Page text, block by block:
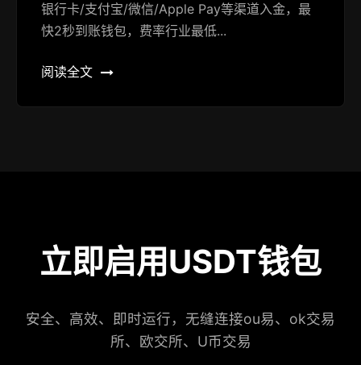
银行卡/支付宝/微信/Apple Pay等渠道入金，最
快2秒到账钱包，费率行业最低...
阅读全文
立即启用USDT钱包
安全、高效、即时运行，无缝连接ou易、ok交易
所、欧交所、U币交易